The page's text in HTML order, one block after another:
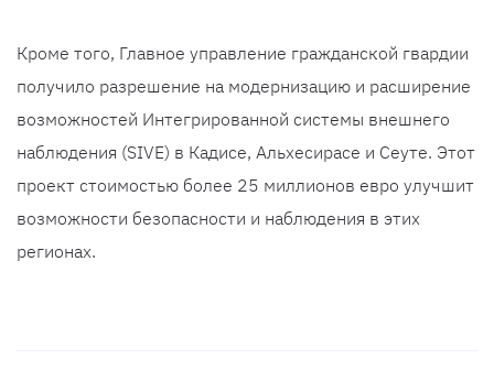
Кроме того, Главное управление гражданской гвардии
получило разрешение на модернизацию и расширение
возможностей Интегрированной системы внешнего
наблюдения (SIVE) в Кадисе, Альхесирасе и Сеуте. Этот
проект стоимостью более 25 миллионов евро улучшит
возможности безопасности и наблюдения в этих
регионах.